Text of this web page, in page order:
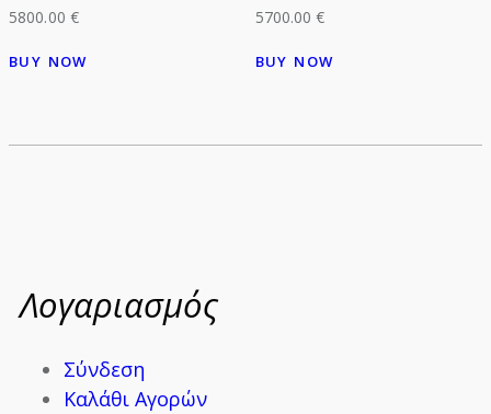
5800.00 €
BUY NOW
5700.00€
BUY NOW
Λογαριασμός
Σύνδεση
Καλάθι Αγορών